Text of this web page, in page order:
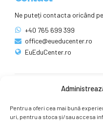
Pentru a oferi cea mai bună
uri, pentru a stoca și/sau accesa
Ne puteți contacta oricând
+40 765 699 399
office@eueducenter.ro
EuEduCenter.ro
Ne puteți găsi și pe rețelele